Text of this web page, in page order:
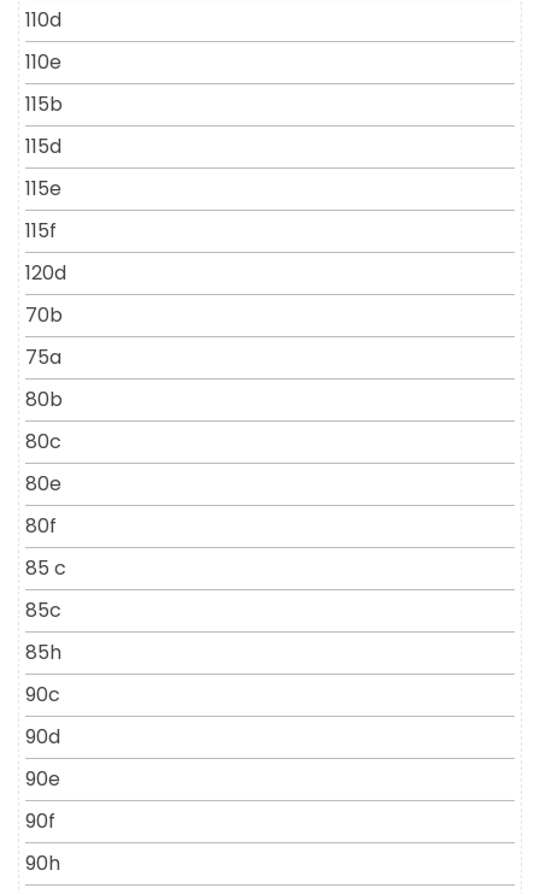
110d
110e
115b
115d
115e
115f
120d
70b
75a
80b
80c
80e
80f
85 c
85c
85h
90c
90d
90e
90f
90h